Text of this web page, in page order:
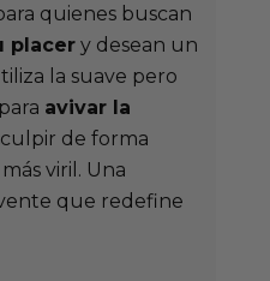
quienes buscan
placer y desean un
la suave pero
avivar la
de forma
viril. Una
que redefine